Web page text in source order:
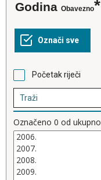
Godina Obavezno
Početak riječi
Označeno 0 od ukupno